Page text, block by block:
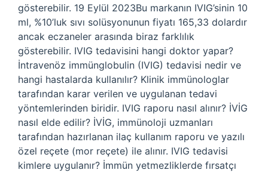
gösterebilir. 19 Eylül 2023Bu markanın IVIG’sinin 10
ml, %10’luk sıvı solüsyonunun fiyatı 165,33 dolardır
ancak eczaneler arasında biraz farklılık
gösterebilir. IVIG tedavisini hangi doktor yapar?
İntravenöz immünglobulin (IVIG) tedavisi nedir ve
hangi hastalarda kullanılır? Klinik immünologlar
tarafından karar verilen ve uygulanan tedavi
yöntemlerinden biridir. IVIG raporu nasıl alınır? İVİG
nasıl elde edilir? İVİG, immünoloji uzmanları
tarafından hazırlanan ilaç kullanım raporu ve yazılı
özel reçete (mor reçete) ile alınır. IVIG tedavisi
kimlere uygulanır? İmmün yetmezliklerde fırsatçı